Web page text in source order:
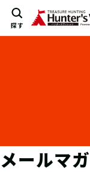
探す
メールマ